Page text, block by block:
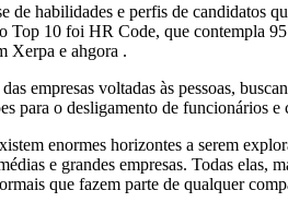
habilidades e perfis de candidatos
10 foi HR Code, que contempla
Xerpa e ahgora .
empresas voltadas às pessoas,
para o desligamento de funcionários
enormes horizontes a serem
e grandes empresas. Todas elas,
que fazem parte de qualquer